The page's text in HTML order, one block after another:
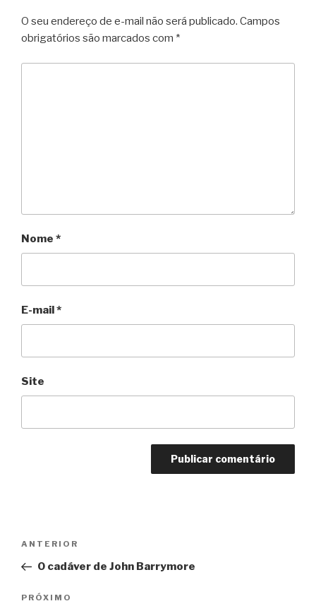
O seu endereço de e-mail não será publicado. Campos
obrigatórios são marcados com *
Nome *
E-mail*
Site
Post
Anterior
ANTERIOR
O cadáver de John Barrymore
Próximo
PRÓXIMO